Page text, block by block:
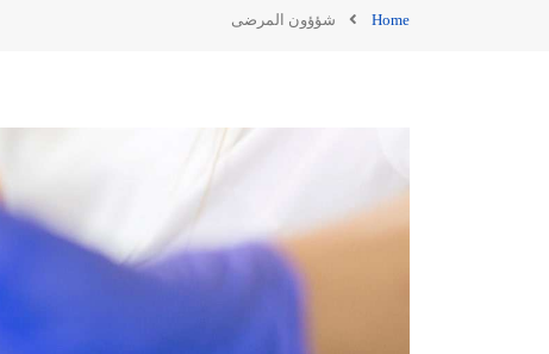
Home شؤؤون المرضى